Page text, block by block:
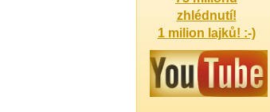
zhlédnutí!
1 milion lajků! :-)